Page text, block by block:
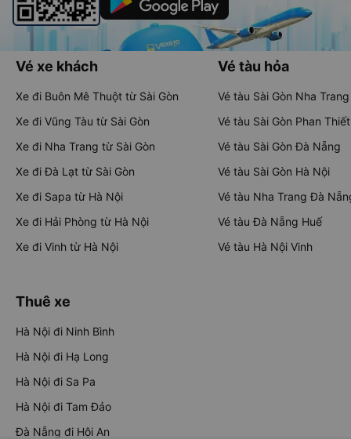
Vé xe khách
Xe đi Buôn Mê Thuột từ Sài Gòn
Xe đi Vũng Tàu từ Sài Gòn
Xe đi Nha Trang từ Sài Gòn
Xe đi Đà Lạt từ Sài Gòn
Xe đi Sapa từ Hà Nội
Xe đi Hải Phòng từ Hà Nội
Xe đi Vinh từ Hà Nội
Vé tàu hỏa
Vé tàu Sài Gòn Nha Trang
Vé tàu Sài Gòn Phan Thiết
Vé tàu Sài Gòn Đà Nẵng
Vé tàu Sài Gòn Hà Nội
Vé tàu Nha Trang Đà
Vé tàu Đà Nẵng Huế
Vé tàu Hà Nội Vinh
Thuê xe
Hà Nội đi Ninh Bình
Hà Nội đi Hạ Long
Hà Nội đi Sa Pa
Hà Nội đi Tam Đảo
Đà Nẵng đi Hội An